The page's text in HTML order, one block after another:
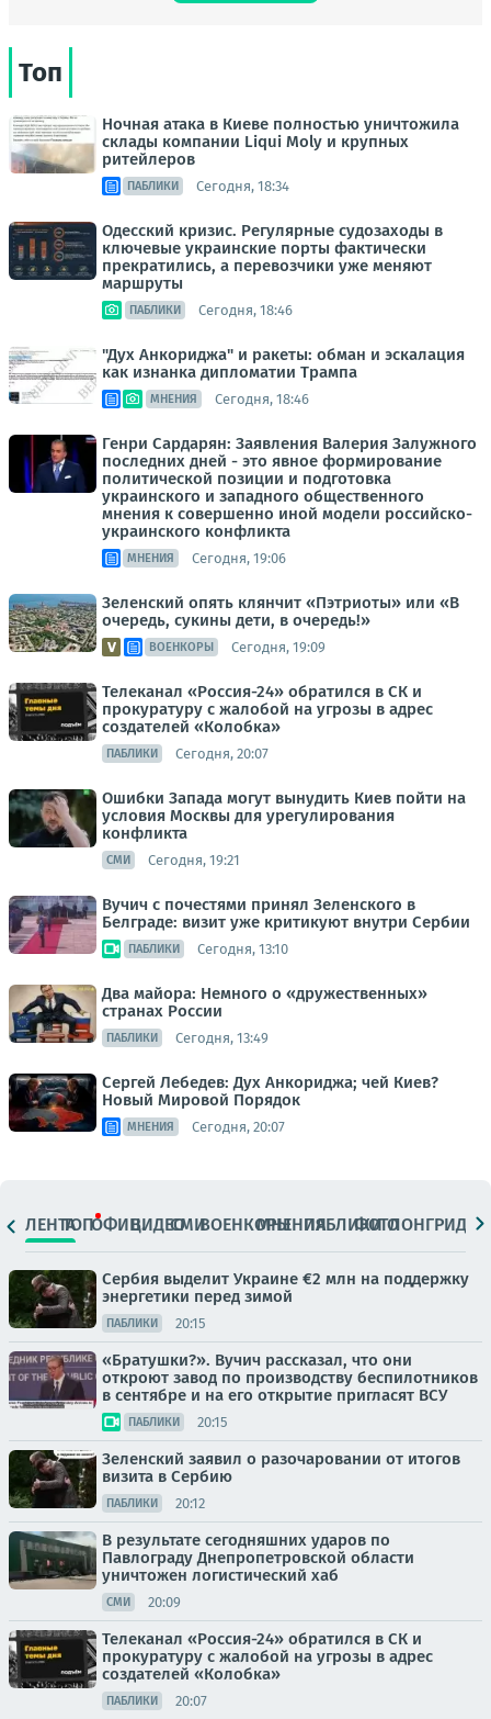
Топ
Ночная атака в Киеве полностью уничтожила
склады компании Liqui Moly и крупных
ритейлеров
ПАБЛИКИ Сегодня, 18:34
Одесский кризис. Регулярные судозаходы в
ключевые украинские порты фактически
прекратились, а перевозчики уже меняют
маршруты
ПАБЛИКИ Сегодня, 18:46
"Дух Анкориджа" и ракеты: обман и эскалация
как изнанка дипломатии Трампа
МНЕНИЯ Сегодня, 18:46
Генри Сардарян: Заявления Валерия Залужного
последних дней - это явное формирование
политической позиции и подготовка
украинского и западного общественного
мнения к совершенно иной модели российско-
украинского конфликта
МНЕНИЯ Сегодня, 19:06
Зеленский опять клянчит «Пэтриоты» или «В
очередь, сукины дети, в очередь!»
ВОЕНКОРЫ Сегодня, 19:09
Телеканал «Россия-24» обратился в СК и
прокуратуру с жалобой на угрозы в адрес
создателей «Колобка»
ПАБЛИКИ Сегодня, 20:07
Ошибки Запада могут вынудить Киев пойти на
условия Москвы для урегулирования
конфликта
СМИ Сегодня, 19:21
Вучич с почестями принял Зеленского в
Белграде: визит уже критикуют внутри Сербии
ПАБЛИКИ Сегодня, 13:10
Два майора: Немного о «дружественных»
странах России
ПАБЛИКИ Сегодня, 13:49
Сергей Лебедев: Дух Анкориджа; чей Киев?
Новый Мировой Порядок
МНЕНИЯ Сегодня, 20:07
ЛЕНТАТОПОФИЦ.ВИДЕОСМИВОЕНКОРЫМНЕНИЯПАБЛИКИ
ФОТОЛОНГРИДЫ
Сербия выделит Украине €2 млн на поддержку
энергетики перед зимой
ПАБЛИКИ 20:15
«Братушки?». Вучич рассказал, что они
откроют завод по производству беспилотников
в сентябре и на его открытие пригласят ВСУ
ПАБЛИКИ 20:15
Зеленский заявил о разочаровании от итогов
визита в Сербию
ПАБЛИКИ 20:12
В результате сегодняшних ударов по
Павлограду Днепропетровской области
уничтожен логистический хаб
СМИ 20:09
Телеканал «Россия-24» обратился в СК и
прокуратуру с жалобой на угрозы в адрес
создателей «Колобка»
ПАБЛИКИ 20:07